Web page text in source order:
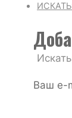
Ваш e-